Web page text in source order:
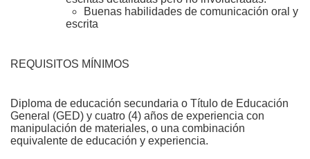
Buenas habilidades de comunicación oral y
escrita
REQUISITOS MÍNIMOS
Diploma de educación secundaria o Título de Educación
General (GED) y cuatro (4) años de experiencia con
manipulación de materiales, o una combinación
equivalente de educación y experiencia.